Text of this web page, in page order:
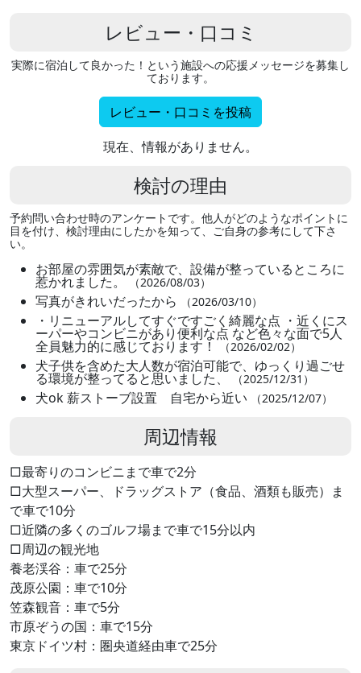
レビュー・口コミ
実際に宿泊して良かった！という施設への応援メッセージを募集し
ております。
レビュー・口コミを投稿
現在、情報がありません。
検討の理由
予約問い合わせ時のアンケートです。他人がどのようなポイントに
目を付け、検討理由にしたかを知って、ご自身の参考にして下さ
い。
お部屋の雰囲気が素敵で、設備が整っているところに
惹かれました。 （2026/08/03）
写真がきれいだったから （2026/03/10）
・リニューアルしてすぐですごく綺麗な点 ・近くにス
ーパーやコンビニがあり便利な点 など色々な面で5人
全員魅力的に感じております！ （2026/02/02）
犬子供を含めた大人数が宿泊可能で、ゆっくり過ごせ
る環境が整ってると思いました、 （2025/12/31）
犬ok 薪ストーブ設置 自宅から近い （2025/12/07）
周辺情報
□最寄りのコンビニまで車で2分
□大型スーパー、ドラッグストア（食品、酒類も販売）ま
で車で10分
□近隣の多くのゴルフ場まで車で15分以内
□周辺の観光地
養老渓谷：車で25分
茂原公園：車で10分
笠森観音：車で5分
市原ぞうの国：車で15分
東京ドイツ村：圏央道経由車で25分